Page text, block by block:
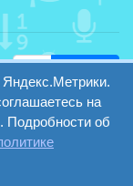
Версия
сайта для
слабовидящих
на
Подробности об